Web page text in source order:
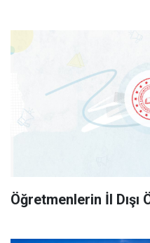
Öğretmenlerin İl Dışı